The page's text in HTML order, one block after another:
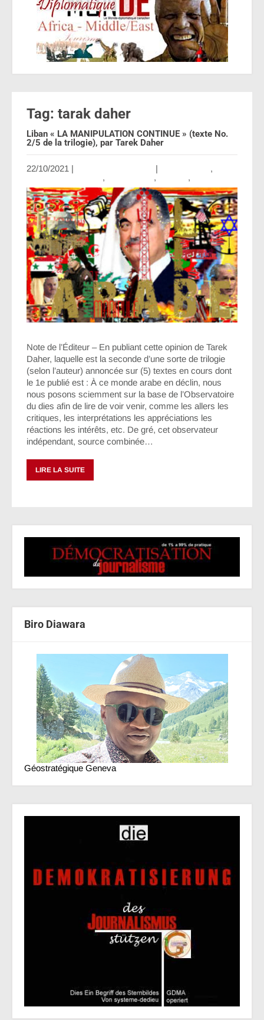
Tag: tarak daher
Liban « LA MANIPULATION CONTINUE » (texte No.
2/5 de la trilogie), par Tarek Daher
22/10/2021 | |
,
, , ,
Note de l’Éditeur – En publiant cette opinion de Tarek
Daher, laquelle est la seconde d’une sorte de trilogie
(selon l’auteur) annoncée sur (5) textes en cours dont
le 1e publié est : À ce monde arabe en déclin, nous
nous posons sciemment sur la base de l’Observatoire
du dies afin de lire de voir venir, comme les allers les
critiques, les interprétations les appréciations les
réactions les intérêts, etc. De gré, cet observateur
indépendant, source combinée…
LIRE LA SUITE
Biro Diawara
Géostratégique Geneva